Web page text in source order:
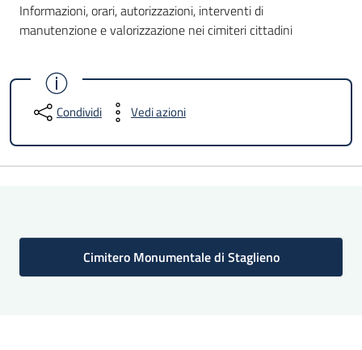
Informazioni, orari, autorizzazioni, interventi di
manutenzione e valorizzazione nei cimiteri cittadini
Condividi Vedi azioni
Cimitero Monumentale di Staglieno